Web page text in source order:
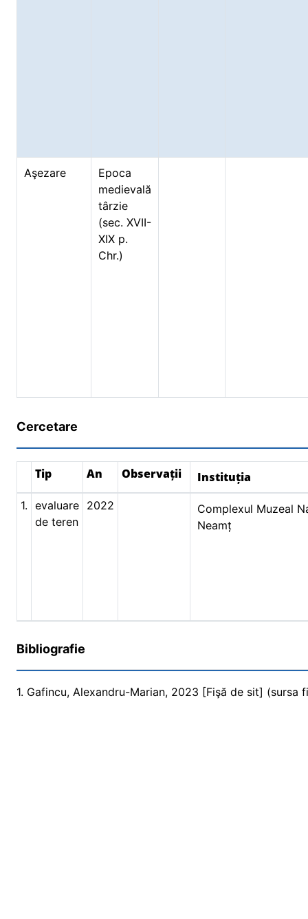
Aşezare
Epoca
medievală
târzie
(sec. XVII-
XIX p.
Chr.)
Cercetare
Tip An Observații Instituția
1. evaluare
de teren
2022
Complexul Muzeal
Neamț
Bibliografie
1. Gafincu, Alexandru-Marian, 2023 [Fişă de sit] (sursa